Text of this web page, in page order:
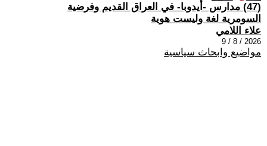
(47) مدارس -أيدوبا- في العراق القديم وفرضية
السومرية لغة وليست هوية
علاء اللامي
2026 / 8 / 9
مواضيع وابحاث سياسية